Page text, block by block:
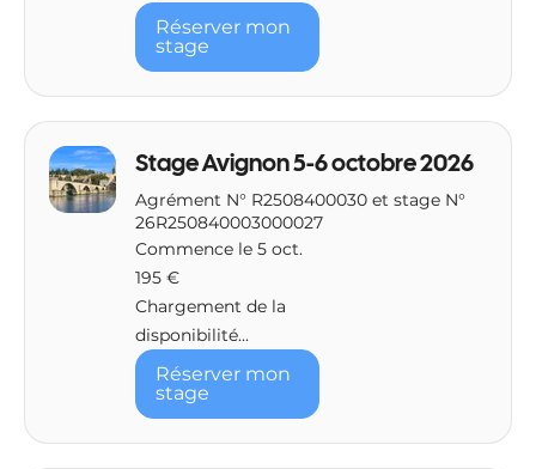
Réserver mon
stage
Stage Avignon 5-6 octobre 2026
Agrément N° R2508400030 et stage N°
26R250840003000027
Commence le 5 oct.
195
euros
195 €
Chargement de la
disponibilité...
Réserver mon
stage